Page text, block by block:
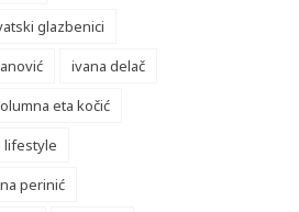
glazbenici
ivana delač
eta kočić
lifestyle
perinić